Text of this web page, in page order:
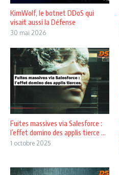
KimWolf, le botnet DDoS qui
visait aussi la Défense
30 mai 2026
Fuites massives via Salesforce :
l’effet domino des applis tierce ...
1 octobre 2025